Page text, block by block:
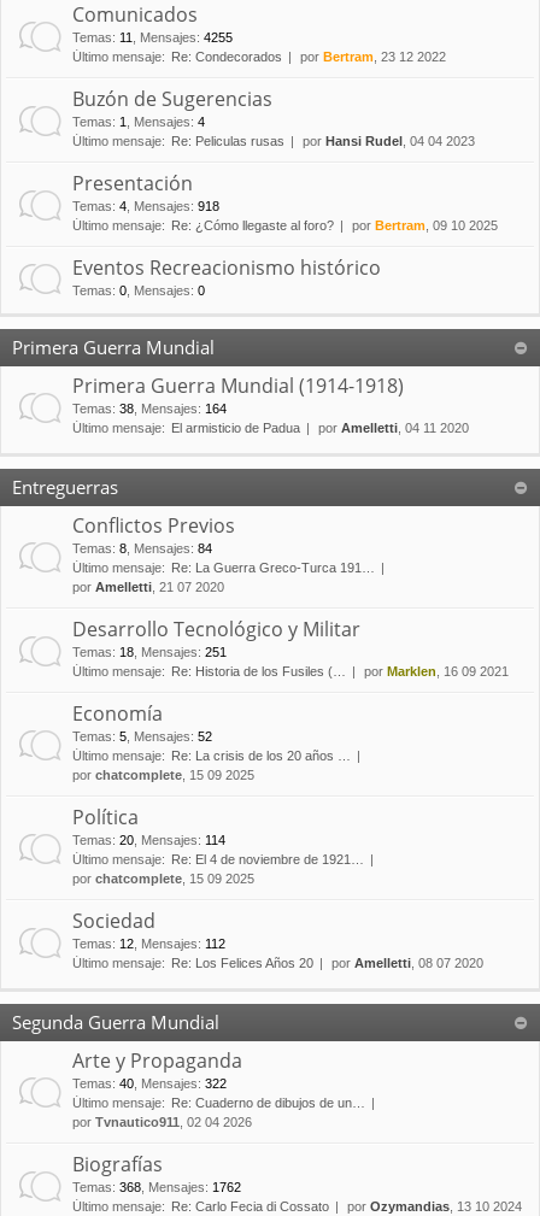
Comunicados
Temas: 11 Mensajes: 4255
Último mensaje:
Re: Condecorados por Bertram , 23 12 2022
Buzón de Sugerencias
Temas: 1 Mensajes: 4
Último mensaje:
Re: Peliculas rusas por Hansi Rudel , 04 04 2023
Presentación
Temas: 4 Mensajes: 918
Último mensaje:
Re: ¿Cómo llegaste al foro? por Bertram , 09 10 2025
Eventos Recreacionismo histórico
Temas: 0 Mensajes: 0
Primera Guerra Mundial
Primera Guerra Mundial (1914-1918)
Temas: 38 Mensajes: 164
Último mensaje:
El armisticio de Padua por Amelletti , 04 11 2020
Entreguerras
Conflictos Previos
Temas: 8 Mensajes: 84
Último mensaje:
Re: La Guerra Greco-Turca 191…
por Amelletti , 21 07 2020
Desarrollo Tecnológico y Militar
Temas: 18 Mensajes: 251
Último mensaje:
Re: Historia de los Fusiles (… por Marklen , 16 09 2021
Economía
Temas: 5 Mensajes: 52
Último mensaje:
Re: La crisis de los 20 años …
por chatcomplete , 15 09 2025
Política
Temas: 20 Mensajes: 114
Último mensaje:
Re: El 4 de noviembre de 1921…
por chatcomplete , 15 09 2025
Sociedad
Temas: 12 Mensajes: 112
Último mensaje:
Re: Los Felices Años 20 por Amelletti , 08 07 2020
Segunda Guerra Mundial
Arte y Propaganda
Temas: 40 Mensajes: 322
Último mensaje:
Re: Cuaderno de dibujos de un…
por Tvnautico911 , 02 04 2026
Biografías
Temas: 368 Mensajes: 1762
Último mensaje:
Re: Carlo Fecia di Cossato por Ozymandias , 13 10 2024